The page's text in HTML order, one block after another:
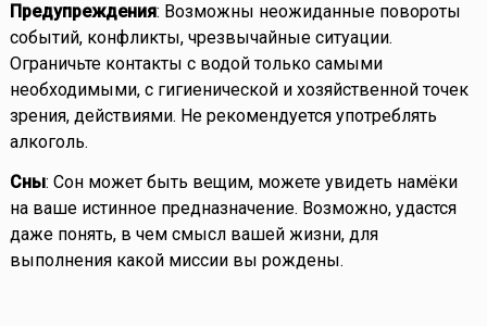
Предупреждения: Возможны неожиданные повороты
событий, конфликты, чрезвычайные ситуации.
Ограничьте контакты с водой только самыми
необходимыми, с гигиенической и хозяйственной точек
зрения, действиями. Не рекомендуется употреблять
алкоголь.
Сны: Сон может быть вещим, можете увидеть намёки
на ваше истинное предназначение. Возможно, удастся
даже понять, в чем смысл вашей жизни, для
выполнения какой миссии вы рождены.